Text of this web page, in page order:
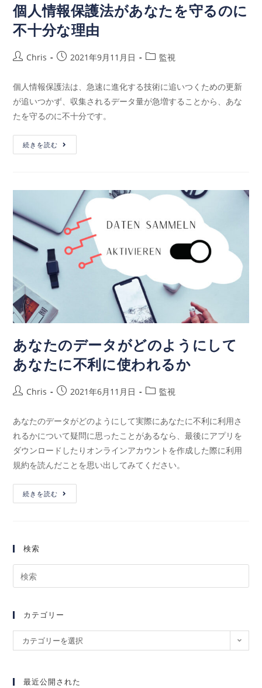
個人情報保護法があなたを守るのに
不十分な理由
Chris 2021年9月11月日 監視
個人情報保護法は、急速に進化する技術に追いつくための更新
が追いつかず、収集されるデータ量が急増することから、あな
たを守るのに不十分です。
続きを読む
あなたのデータがどのようにして
あなたに不利に使われるか
Chris 2021年6月11月日 監視
あなたのデータがどのようにして実際にあなたに不利に利用さ
れるかについて疑問に思ったことがあるなら、最後にアプリを
ダウンロードしたりオンラインアカウントを作成した際に利用
規約を読んだことを思い出してみてください。
続きを読む
検索
カテゴリー
カテゴリーを選択
最近公開された